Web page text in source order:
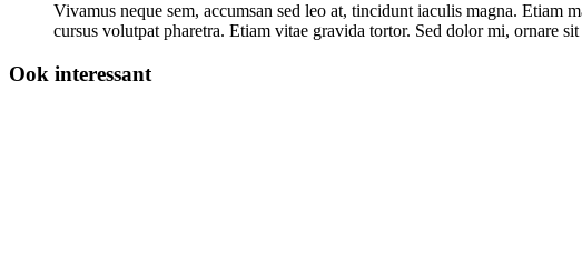
Vivamus neque sem, accumsan sed leo at, tincidunt iaculis magna. Etiam
cursus volutpat pharetra. Etiam vitae gravida tortor. Sed dolor mi, ornare
Ook interessant